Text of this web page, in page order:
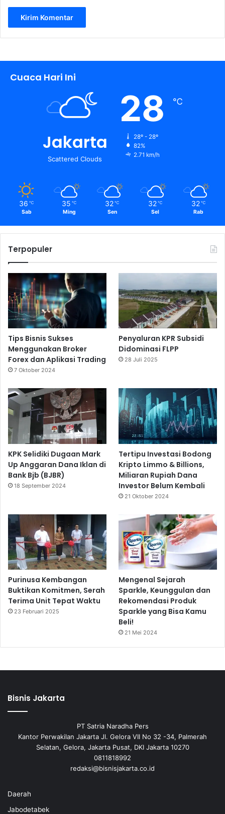
Cuaca Hari Ini
Jakarta
Scattered Clouds
28 ℃
28º - 28º
82%
2.71 km/h
36 ℃
Sab
35 ℃
Ming
32 ℃
Sen
32 ℃
Sel
32 ℃
Rab
Terpopuler
Tips Bisnis Sukses
Menggunakan Broker
Forex dan Aplikasi Trading
7 Oktober 2024
Penyaluran KPR Subsidi
Didominasi FLPP
28 Juli 2025
KPK Selidiki Dugaan Mark
Up Anggaran Dana Iklan di
Bank Bjb (BJBR)
18 September 2024
Tertipu Investasi Bodong
Kripto Limmo & Billions,
Miliaran Rupiah Dana
Investor Belum Kembali
21 Oktober 2024
Purinusa Kembangan
Buktikan Komitmen, Serah
Terima Unit Tepat Waktu
23 Februari 2025
Mengenal Sejarah
Sparkle, Keunggulan dan
Rekomendasi Produk
Sparkle yang Bisa Kamu
Beli!
21 Mei 2024
Bisnis Jakarta
PT Satria Naradha Pers
Kantor Perwakilan Jakarta Jl. Gelora VII No 32 -34, Palmerah
Selatan, Gelora, Jakarta Pusat, DKI Jakarta 10270
0811818992
redaksi@bisnisjakarta.co.id
Daerah
Jabodetabek